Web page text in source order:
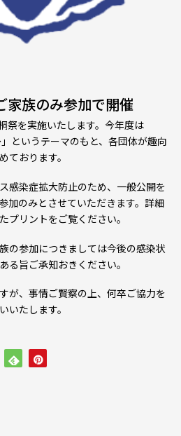
家族のみ参加で開催
祭を実施いたします。今年度は
というテーマのもと、各団体が趣向
ております。
感染症拡大防止のため、一般公開を
加のみとさせていただきます。詳細
プリントをご覧ください。
の参加につきましては今後の感染状
る旨ご承知おきください。
が、事情ご賢察の上、何卒ご協力を
いたします。